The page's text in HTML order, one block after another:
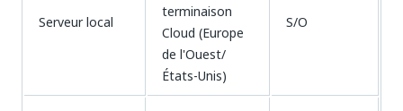
Serveur local
terminaison
Cloud (Europe
de l'Ouest/
États-Unis)
S/O